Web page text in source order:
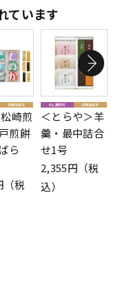
ています
崎煎
煎餅
ら
（税
＜とらや＞羊
羹・最中詰合
せ1号
2,355円（税
込）